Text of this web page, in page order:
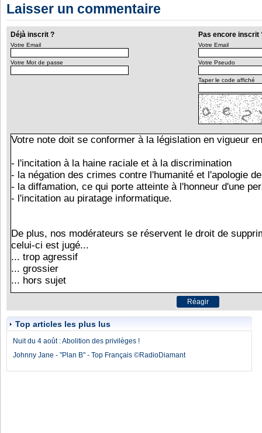
Laisser un commentaire
Déjà inscrit ? Pas encore inscrit
Votre Email
Votre Mot de passe
Votre Email
Votre Pseudo
Taper le code affiché
Top articles les plus lus
Nuit du 4 août : Abolition des privilèges !
Johnny Jane - "Plan B" - Top Français ©RadioDiamant